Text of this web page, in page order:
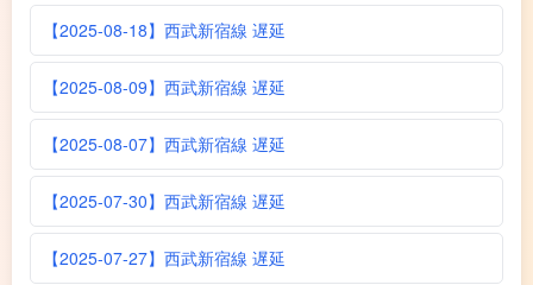
【2025-08-18】西武新宿線 遅延
【2025-08-09】西武新宿線 遅延
【2025-08-07】西武新宿線 遅延
【2025-07-30】西武新宿線 遅延
【2025-07-27】西武新宿線 遅延